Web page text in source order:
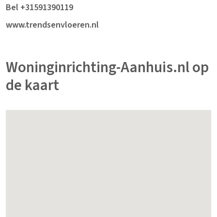
Bel +31591390119
www.trendsenvloeren.nl
Woninginrichting-Aanhuis.nl op
de kaart